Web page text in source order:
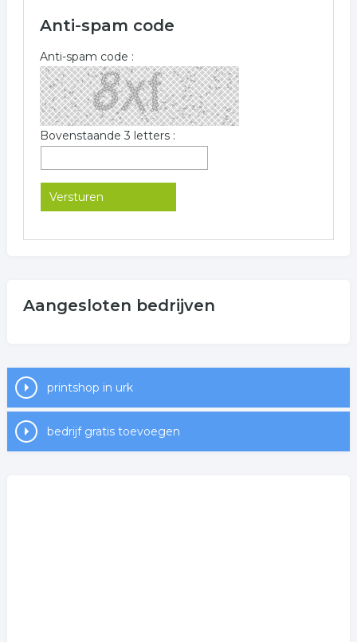
Anti-spam code
Anti-spam code :
Bovenstaande 3 letters :
Aangesloten bedrijven
printshop in urk
bedrijf gratis toevoegen